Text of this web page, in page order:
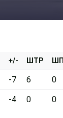
Cнайперы
Ал
+/- ШТР ШП
-7 6 0
-4 0 0